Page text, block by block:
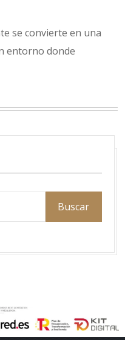
se convierte en una
entorno donde
Buscar